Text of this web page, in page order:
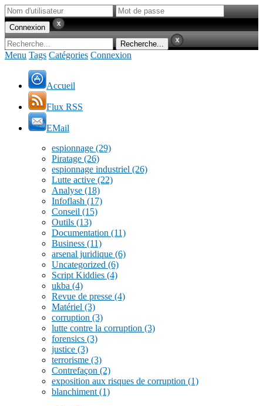
Menu Tags Catégories Connexion
Accueil
Flux RSS
EMail
espionnage (29)
Piratage (26)
espionnage industriel (26)
Lutte active (22)
Analyse (18)
Infoflash (17)
Conseil (15)
Outils (13)
Documentation (11)
Business (11)
arsenal juridique (6)
Uncategorized (6)
Script Kiddies (4)
ukba (4)
Revue de presse (4)
Matériel (3)
corruption (3)
lutte contre la corruption (3)
forensics (3)
justice (3)
terrorisme (3)
Contrefaçon (2)
exposition aux risques de corruption (1)
blanchiment (1)